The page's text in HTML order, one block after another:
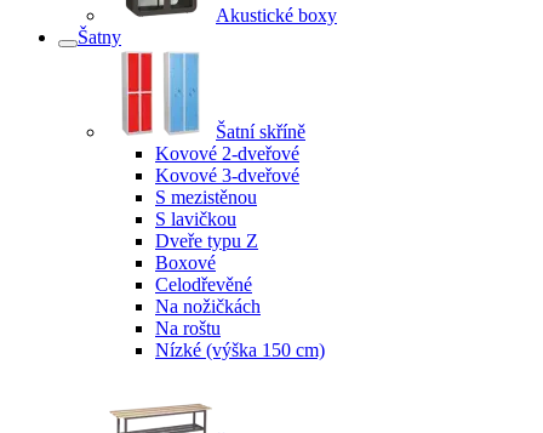
Akustické boxy
Šatny
Šatní skříně
Kovové 2-dveřové
Kovové 3-dveřové
S mezistěnou
S lavičkou
Dveře typu Z
Boxové
Celodřevěné
Na nožičkách
Na roštu
Nízké (výška 150 cm)